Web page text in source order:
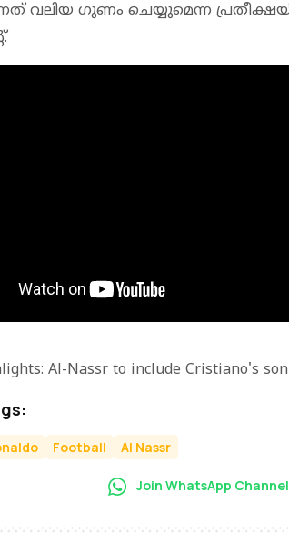
വലിയ ഗുണം ചെയ്യുമെന്ന
Al-Nassr to include Cristiano's
Football Al Nassr
Join WhatsApp Channel